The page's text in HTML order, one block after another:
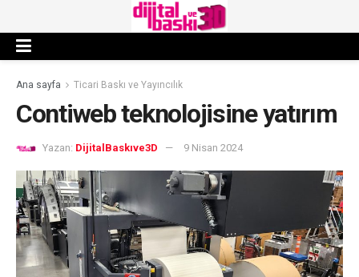
Ana sayfa Ticari Baskı ve Yayıncılık
Contiweb teknolojisine yatırım
Yazan: DijitalBaskıve3D 9 Nisan 2024